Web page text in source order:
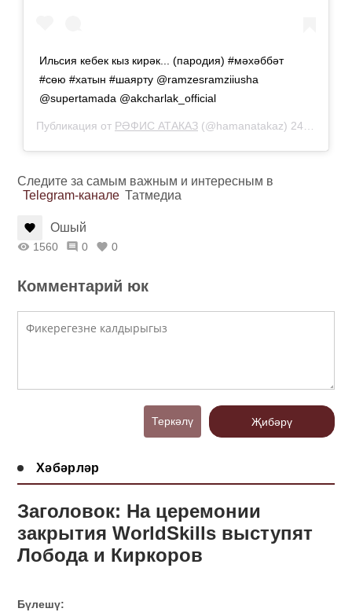
Ильсия кебек кыз кирәк... (пародия) #мәхәббәт
#сөю #хатын #шаярту @ramzesramziiusha
@supertamada @akcharlak_official
Публикация от РӘФИС АТАКАЗ (@hamanatakaz) 24 Авг 2019 в 11:31 PDT
Следите за самым важным и интересным в
Telegram-канале Татмедиа
Ошый
1560 0 0
Комментарий юк
Теркәлү Җибәрү
Хәбәрләр
Заголовок: На церемонии
закрытия WorldSkills выступят
Лобода и Киркоров
Бүлешү: